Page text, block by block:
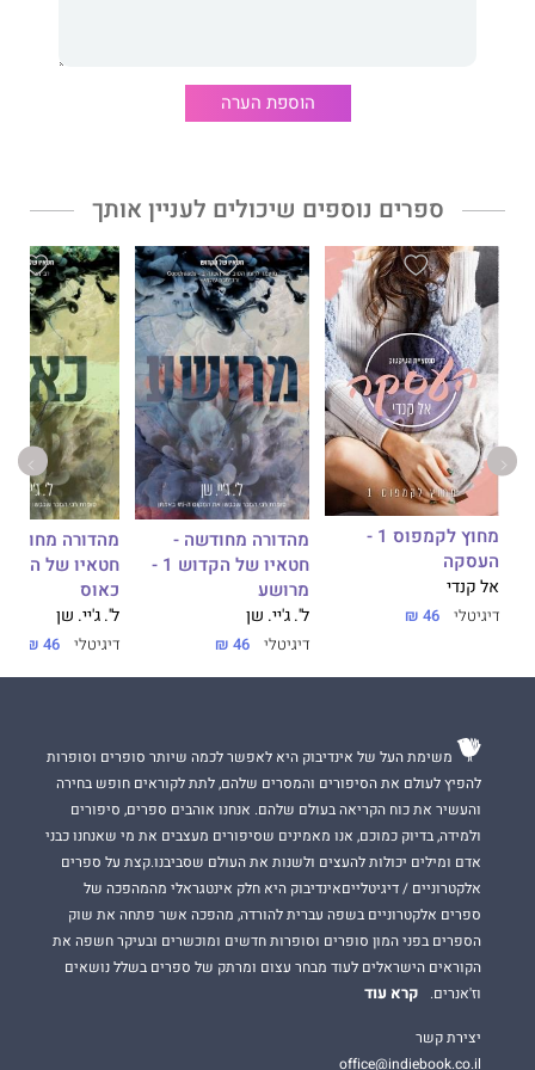
למצוא את דרכה בחזרה למשהו אמיתי היא חוזרת למקום האחרון שבו
הייתה מאושרת באמת, חוות לאבלייט והעיירה הקטנה אינגלוויילד.
אין לזה שום קשר לחקלאי הלוהט שאיתו בילתה שני לילות
׳בין העשבים השוטים׳הוא רומן מתוק ולוהט על הזדמנות שנייה
ועל מציאת אושר.
הוספת הערה
ספרים נוספים שיכולים לעניין אותך
מחוץ לקמפוס 1 -
העסקה
אל קנדי
דיגיטלי 46 ₪
מהדורה מחודשה -
חטאיו של הקדוש 1 -
מרושע
ל'. ג'יי. שן
דיגיטלי 46 ₪
מהדורה
כאוס
ל'. ג'יי. שן
דיגיטלי 46 ₪
משימת העל של אינדיבוק היא לאפשר לכמה שיותר סופרים וסופרות
להפיץ לעולם את הסיפורים והמסרים שלהם, לתת לקוראים חופש בחירה
והעשיר את כוח הקריאה בעולם שלהם. אנחנו אוהבים ספרים, סיפורים
ולמידה, בדיוק כמוכם, אנו מאמינים שסיפורים מעצבים את מי שאנחנו כבני
אדם ומילים יכולות להעצים ולשנות את העולם שסביבנו.קצת על ספרים
אלקטרוניים / דיגיטלייםאינדיבוק היא חלק אינטגראלי מהמהפכה של
ספרים אלקטרוניים בשפה עברית להורדה, מהפכה אשר פתחה את שוק
הספרים בפני המון סופרים וסופרות חדשים ומוכשרים ובעיקר חשפה את
הקוראים הישראלים לעוד מבחר עצום ומרתק של ספרים בשלל נושאים
וז'אנרים.
קרא עוד
יצירת קשר
office@indiebook.co.il